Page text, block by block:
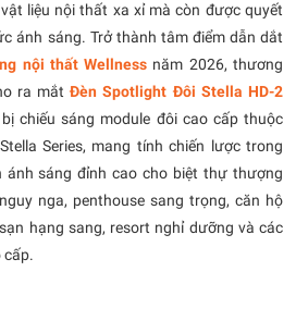
liệu nội thất xa xỉ mà còn được quyết
ánh sáng. Trở thành tâm điểm dẫn dắt
nội thất Wellness năm 2026, thương
ra mắtĐèn Spotlight Đôi Stella HD-2
chiếu sáng module đôi cao cấp thuộc
Series, mang tính chiến lược trong
ánh sáng đỉnh cao cho biệt thự thượng
nga, penthouse sang trọng, căn hộ
hạng sang, resort nghỉ dưỡng và các